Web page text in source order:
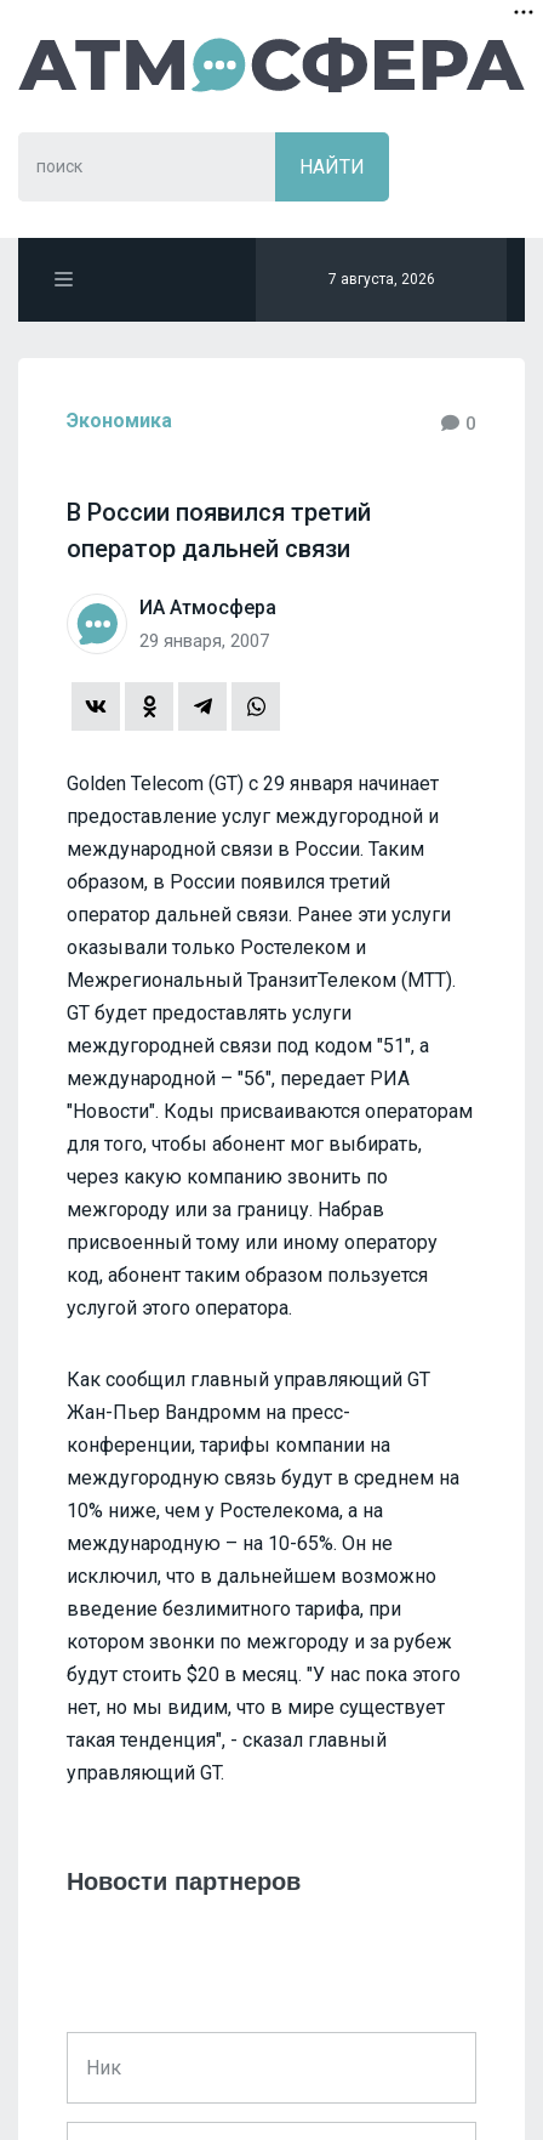
7 августа, 2026
Экономика 0
В России появился третий
оператор дальней связи
ИА Атмосфера
29 января, 2007
Golden Telecom (GT) с 29 января начинает
предоставление услуг междугородной и
международной связи в России. Таким
образом, в России появился третий
оператор дальней связи. Ранее эти услуги
оказывали только Ростелеком и
Межрегиональный ТранзитТелеком (МТТ).
GT будет предоставлять услуги
междугородней связи под кодом "51", а
международной – "56", передает РИА
"Новости". Коды присваиваются операторам
для того, чтобы абонент мог выбирать,
через какую компанию звонить по
межгороду или за границу. Набрав
присвоенный тому или иному оператору
код, абонент таким образом пользуется
услугой этого оператора.
Как сообщил главный управляющий GT
Жан-Пьер Вандромм на пресс-
конференции, тарифы компании на
междугородную связь будут в среднем на
10% ниже, чем у Ростелекома, а на
международную – на 10-65%. Он не
исключил, что в дальнейшем возможно
введение безлимитного тарифа, при
котором звонки по межгороду и за рубеж
будут стоить $20 в месяц. "У нас пока этого
нет, но мы видим, что в мире существует
такая тенденция", - сказал главный
управляющий GT.
Новости партнеров